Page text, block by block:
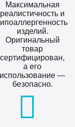
Максимальная
реалистичность и
изделий.
Оригинальный
товар
сертифицирован,
а его
использование —
безопасно.